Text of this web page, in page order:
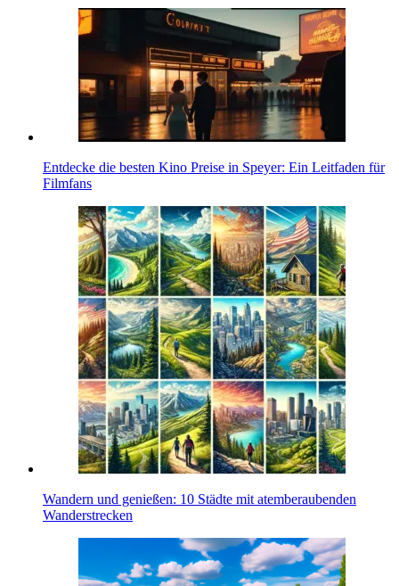
Entdecke die besten Kino Preise in Speyer: Ein Leitfaden für
Filmfans
Wandern und genießen: 10 Städte mit atemberaubenden
Wanderstrecken